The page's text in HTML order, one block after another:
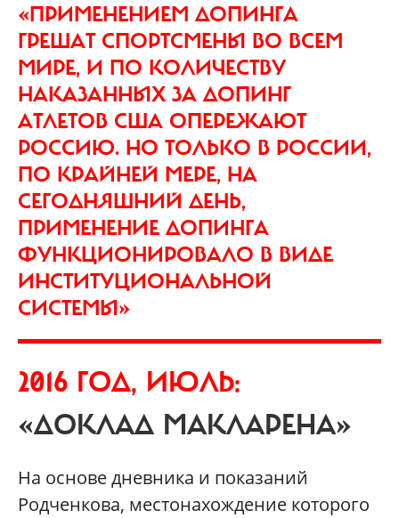
«ПРИМЕНЕНИЕМ ДОПИНГА
ГРЕШАТ СПОРТСМЕНЫ ВО ВСЕМ
МИРЕ, И ПО КОЛИЧЕСТВУ
НАКАЗАННЫХ ЗА ДОПИНГ
АТЛЕТОВ США ОПЕРЕЖАЮТ
РОССИЮ. НО ТОЛЬКО В РОССИИ,
ПО КРАЙНЕЙ МЕРЕ, НА
СЕГОДНЯШНИЙ ДЕНЬ,
ПРИМЕНЕНИЕ ДОПИНГА
ФУНКЦИОНИРОВАЛО В ВИДЕ
ИНСТИТУЦИОНАЛЬНОЙ
СИСТЕМЫ»
2016 ГОД, ИЮЛЬ:
«ДОКЛАД МАКЛАРЕНА»
На основе дневника и показаний
Родченкова, местонахождение которого